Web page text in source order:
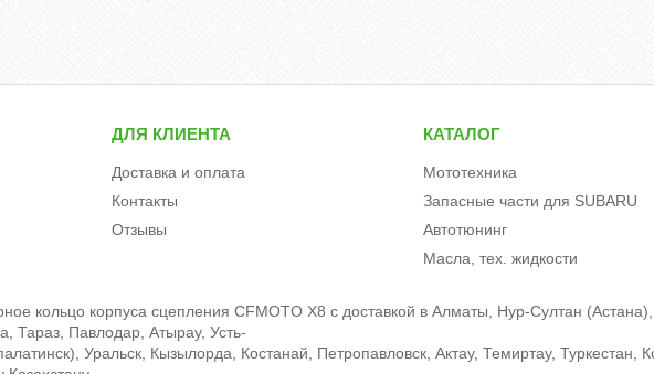
ДЛЯ КЛИЕНТА
Доставка и оплата
Контакты
Отзывы
КАТАЛОГ
Мототехника
Запасные части для SUBARU
Автотюнинг
Масла, тех. жидкости
кольцо корпуса сцепления CFMOTO X8 c доставкой в Алматы, Нур-Султан (Астана),
Тараз, Павлодар, Атырау, Усть-
Уральск, Кызылорда, Костанай, Петропавловск, Актау, Темиртау, Туркестан,